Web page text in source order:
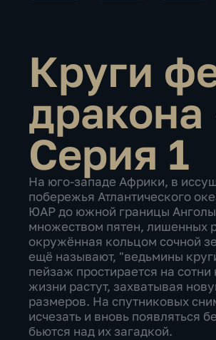
Круги
дракона
Серия 1
На юго-западе Африки, в
побережья Атлантического
ЮАР до южной границы
множеством пятен, лишенных
окружённая кольцом сочной
ещё называют, "ведьмины
пейзаж простирается на
жизни растут, захватывая
размеров. На спутниковых
исчезать и вновь появляться
бьются над их загадкой.